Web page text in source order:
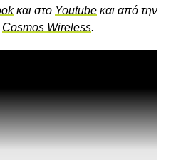
και στο Youtubeκαι από την
Cosmos Wireless.